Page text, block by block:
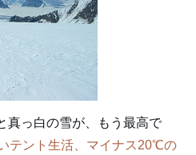
真っ白の雪が、もう最高で
テント生活、マイナス20℃の